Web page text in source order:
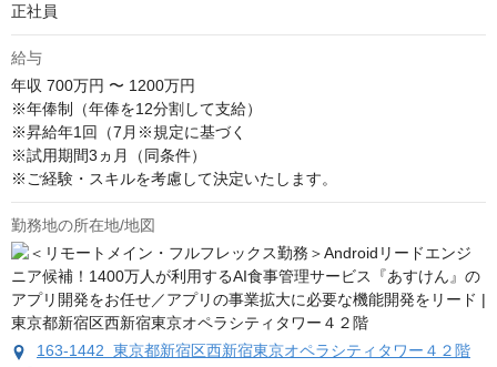
正社員
給与
年収 700万円 〜 1200万円
※年俸制（年俸を12分割して支給）
※昇給年1回（7月※規定に基づく
※試用期間3ヵ月（同条件）
※ご経験・スキルを考慮して決定いたします。
勤務地の所在地/地図
163-1442 東京都新宿区西新宿東京オペラシティタワー４２階